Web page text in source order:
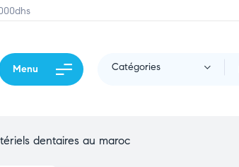
Menu Catégories
dentaires au maroc